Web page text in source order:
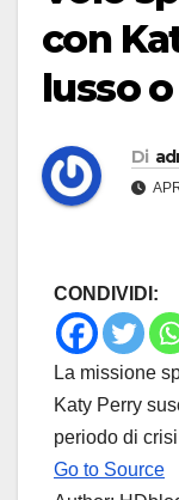
con
lusso
Di
CONDIVIDI:
La missione
Katy Perry
periodo di
Go to Source